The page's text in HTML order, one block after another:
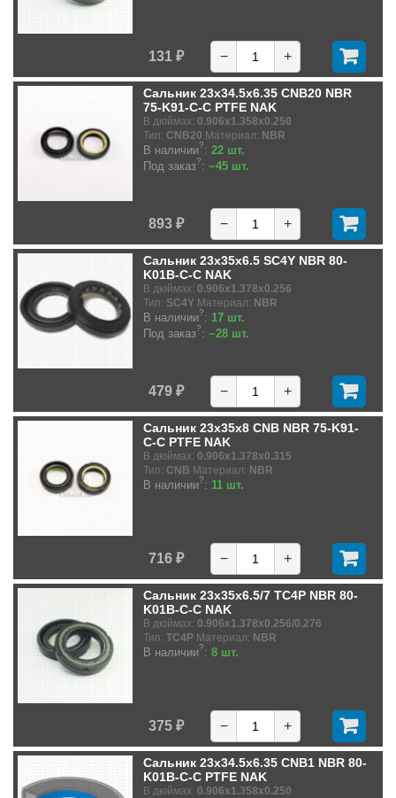
131 ₽ − +
Сальник 23x34.5x6.35 CNB20 NBR
75-K91-C-C PTFE NAK
В дюймах: 0.906x1.358x0.250
Тип: CNB20 Материал: NBR
В наличии?: 22 шт.
Под заказ?: ~45 шт.
893 ₽ − +
Сальник 23x35x6.5 SC4Y NBR 80-
K01B-C-C NAK
В дюймах: 0.906x1.378x0.256
Тип: SC4Y Материал: NBR
В наличии?: 17 шт.
Под заказ?: ~28 шт.
479 ₽ − +
Сальник 23x35x8 CNB NBR 75-K91-
C-C PTFE NAK
В дюймах: 0.906x1.378x0.315
Тип: CNB Материал: NBR
В наличии?: 11 шт.
716 ₽ − +
Сальник 23x35x6.5/7 TC4P NBR 80-
K01B-C-C NAK
В дюймах: 0.906x1.378x0.256/0.276
Тип: TC4P Материал: NBR
В наличии?: 8 шт.
375 ₽ − +
Сальник 23x34.5x6.35 CNB1 NBR 80-
K01B-C-C PTFE NAK
В дюймах: 0.906x1.358x0.250